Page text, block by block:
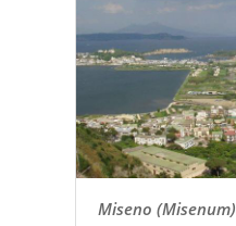
Miseno (Misenum)